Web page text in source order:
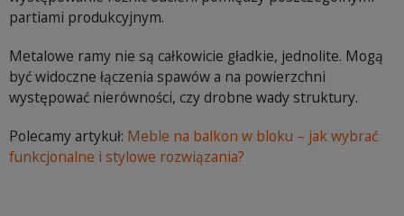
partiami produkcyjnym.
Metalowe ramy nie są całkowicie gładkie, jednolite. Mogą
być widoczne łączenia spawów a na powierzchni
występować nierówności, czy drobne wady struktury.
Polecamy artykuł: Meble na balkon w bloku – jak wybrać
funkcjonalne i stylowe rozwiązania?